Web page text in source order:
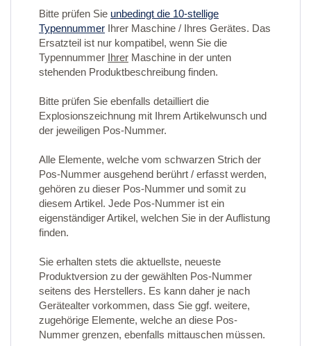
Bitte prüfen Sie unbedingt die 10-stellige
Typennummer Ihrer Maschine / Ihres Gerätes. Das
Ersatzteil ist nur kompatibel, wenn Sie die
Typennummer Ihrer Maschine in der unten
stehenden Produktbeschreibung finden.
Bitte prüfen Sie ebenfalls detailliert die
Explosionszeichnung mit Ihrem Artikelwunsch und
der jeweiligen Pos-Nummer.
Alle Elemente, welche vom schwarzen Strich der
Pos-Nummer ausgehend berührt / erfasst werden,
gehören zu dieser Pos-Nummer und somit zu
diesem Artikel. Jede Pos-Nummer ist ein
eigenständiger Artikel, welchen Sie in der Auflistung
finden.
Sie erhalten stets die aktuellste, neueste
Produktversion zu der gewählten Pos-Nummer
seitens des Herstellers. Es kann daher je nach
Gerätealter vorkommen, dass Sie ggf. weitere,
zugehörige Elemente, welche an diese Pos-
Nummer grenzen, ebenfalls mittauschen müssen.